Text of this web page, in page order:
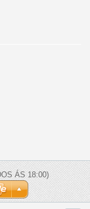
ÁS 18:00)